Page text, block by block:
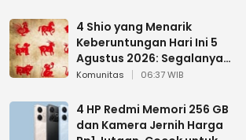
4 Shio yang Menarik
Keberuntungan Hari Ini 5
Agustus 2026: Segalanya
Berjalan Lancar
Komunitas 06:37 WIB
4 HP Redmi Memori 256 GB
dan Kamera Jernih Harga